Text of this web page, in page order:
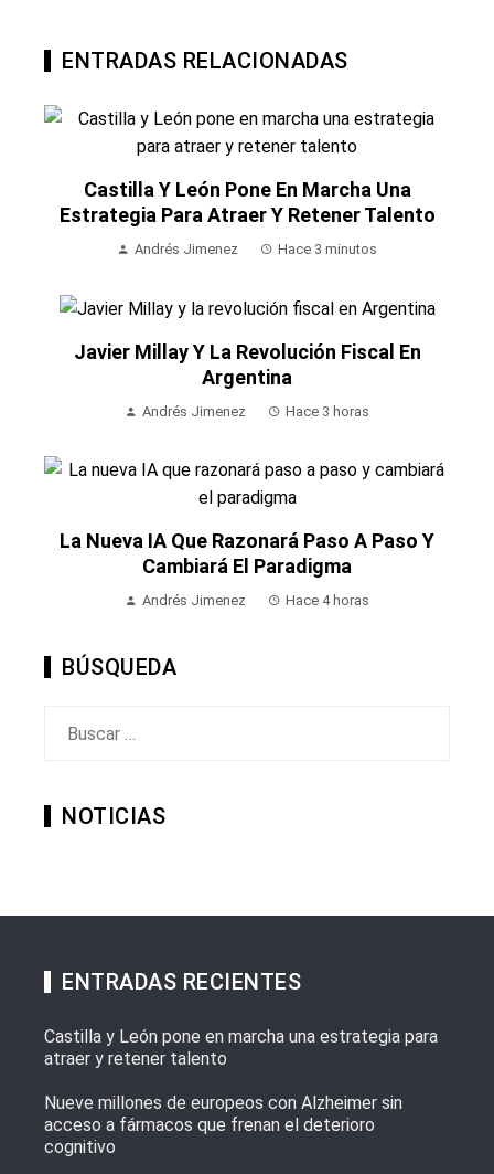
ENTRADAS RELACIONADAS
Castilla Y León Pone En Marcha Una
Estrategia Para Atraer Y Retener Talento
Andrés Jimenez Hace 3 minutos
Javier Millay Y La Revolución Fiscal En
Argentina
Andrés Jimenez Hace 3 horas
La Nueva IA Que Razonará Paso A Paso Y
Cambiará El Paradigma
Andrés Jimenez Hace 4 horas
BÚSQUEDA
NOTICIAS
ENTRADAS RECIENTES
Castilla y León pone en marcha una estrategia para
atraer y retener talento
Nueve millones de europeos con Alzheimer sin
acceso a fármacos que frenan el deterioro
cognitivo